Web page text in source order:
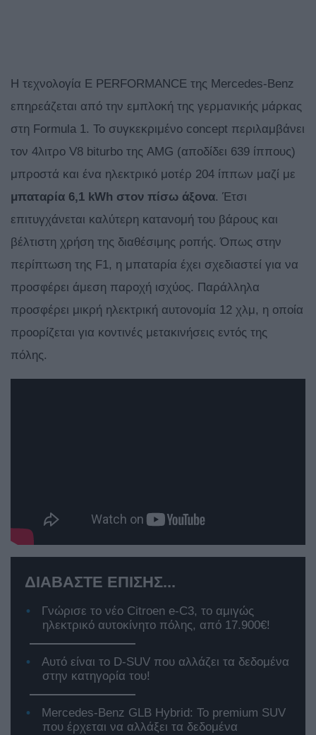
Η τεχνολογία E PERFORMANCE της Mercedes-Benz
επηρεάζεται από την εμπλοκή της γερμανικής μάρκας
στη Formula 1. Το συγκεκριμένο concept περιλαμβάνει
τον 4λιτρο V8 biturbo της AMG (αποδίδει 639 ίππους)
μπροστά και ένα ηλεκτρικό μοτέρ 204 ίππων μαζί με
μπαταρία 6,1 kWh στον πίσω άξονα. Έτσι
επιτυγχάνεται καλύτερη κατανομή του βάρους και
βέλτιστη χρήση της διαθέσιμης ροπής. Όπως στην
περίπτωση της F1, η μπαταρία έχει σχεδιαστεί για να
προσφέρει άμεση παροχή ισχύος. Παράλληλα
προσφέρει μικρή ηλεκτρική αυτονομία 12 χλμ, η οποία
προορίζεται για κοντινές μετακινήσεις εντός της
πόλης.
ΔΙΑΒΑΣΤΕ ΕΠΙΣΗΣ...
Γνώρισε το νέο Citroen e-C3, το αμιγώς
ηλεκτρικό αυτοκίνητο πόλης, από 17.900€!
Αυτό είναι το D-SUV που αλλάζει τα δεδομένα
στην κατηγορία του!
Mercedes-Benz GLB Hybrid: Το premium SUV
που έρχεται να αλλάξει τα δεδομένα